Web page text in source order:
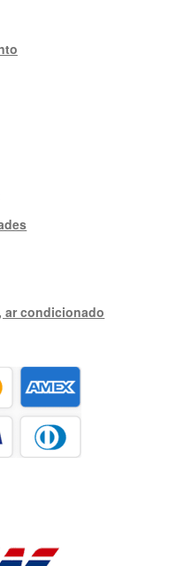
ar condicionado